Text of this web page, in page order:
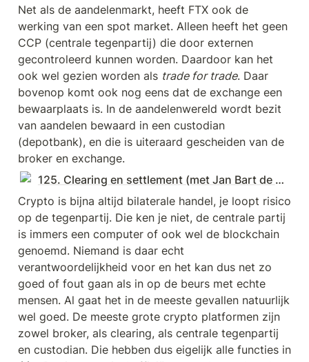
Net als de aandelenmarkt, heeft FTX ook de
werking van een spot market. Alleen heeft het geen
CCP (centrale tegenpartij) die door externen
gecontroleerd kunnen worden. Daardoor kan het
ook wel gezien worden als trade for trade. Daar
bovenop komt ook nog eens dat de exchange een
bewaarplaats is. In de aandelenwereld wordt bezit
van aandelen bewaard in een custodian
(depotbank), en die is uiteraard gescheiden van de
broker en exchange.
125. Clearing en settlement (met Jan Bart de Boer) | € 231.800
Crypto is bijna altijd bilaterale handel, je loopt risico
op de tegenpartij. Die ken je niet, de centrale partij
is immers een computer of ook wel de blockchain
genoemd. Niemand is daar echt
verantwoordelijkheid voor en het kan dus net zo
goed of fout gaan als in op de beurs met echte
mensen. Al gaat het in de meeste gevallen natuurlijk
wel goed. De meeste grote crypto platformen zijn
zowel broker, als clearing, als centrale tegenpartij
en custodian. Die hebben dus eigelijk alle functies in